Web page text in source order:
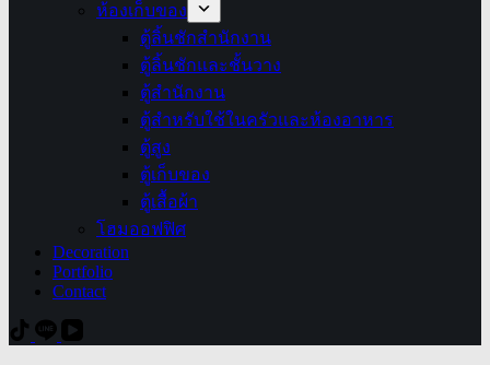
ห้องเก็บของ
ตู้ลิ้นชักสำนักงาน
ตู้ลิ้นชักและชั้นวาง
ตู้สำนักงาน
ตู้สำหรับใช้ในครัวและห้องอาหาร
ตู้สูง
ตู้เก็บของ
ตู้เสื้อผ้า
โฮมออฟฟิศ
Decoration
Portfolio
Contact